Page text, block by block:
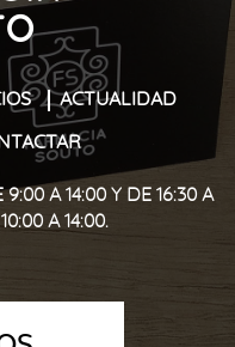
ACTUALIDAD
A 14:00 Y DE 16:30 A
A 14:00.